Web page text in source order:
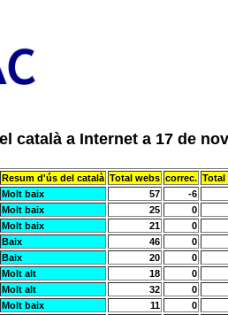
català a Internet a 17 de
Resum d'ús del català Total webs correc. Total
Molt baix 57 -6
Molt baix 25 0
Molt baix 21 0
Baix 46 0
Baix 20 0
Molt alt 18 0
Molt alt 32 0
Molt baix 11 0